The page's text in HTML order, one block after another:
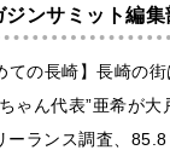
ジンサミット編
ての長崎】長崎の
ゃん代表”亜希が
ーランス調査、